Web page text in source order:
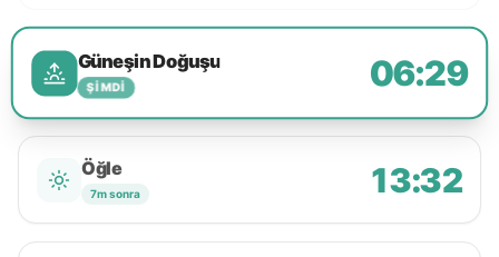
Güneşin Doğuşu
ŞIMDI 06:29
Öğle
7m sonra 13:32